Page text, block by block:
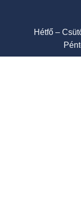
Hétfő –